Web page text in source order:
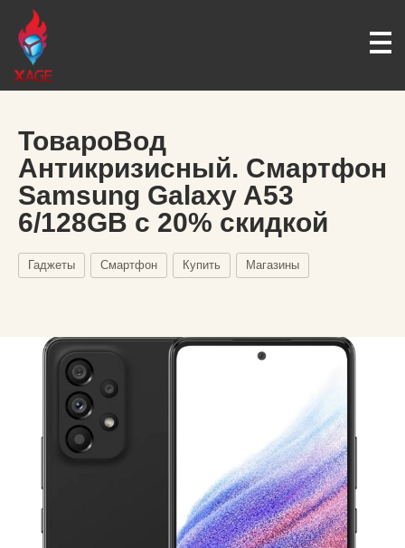
ТовароВод
Антикризисный. Смартфон
Samsung Galaxy A53
6/128GB с 20% скидкой
Гаджеты Смартфон Купить Магазины